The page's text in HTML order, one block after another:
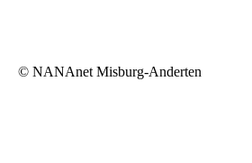
© NANAnet Misburg-Anderten